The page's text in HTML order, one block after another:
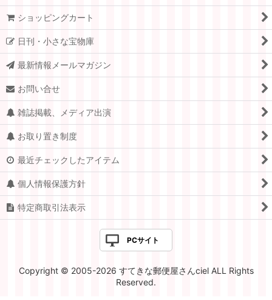
フランス
スイス
ドイツ.ベルリン
チェコ
アメリカ
イギリス
ポーランド
イタリア
ルーマニア
ショッピングカート
日刊・小さな宝物庫
最新情報メールマガジン
お問い合せ
雑誌掲載、メディア出演
お取り置き制度
最近チェックしたアイテム
個人情報保護方針
特定商取引法表示
PCサイト
Copyright © 2005-2026 すてきな郵便屋さんciel ALL Rights
Reserved.